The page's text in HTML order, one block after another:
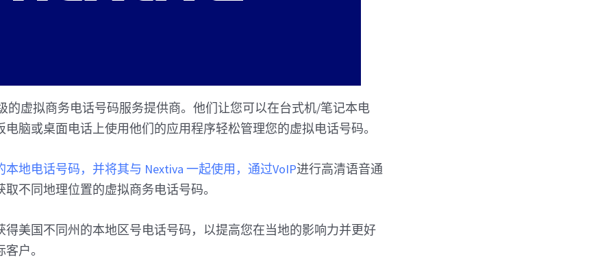
的虚拟商务电话号码服务提供商。他们让您可以在台式机/笔记本电
脑或桌面电话上使用他们的应用程序轻松管理您的虚拟电话号码。
地电话号码，并将其与 Nextiva 一起使用，通过VoIP进行高清语音通
不同地理位置的虚拟商务电话号码。
得美国不同州的本地区号电话号码，以提高您在当地的影响力并更好
户。